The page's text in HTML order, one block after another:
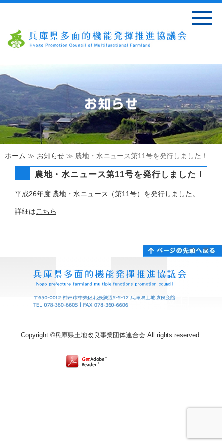
ホーム ≫ お知らせ ≫ 農地・水ニュース第11号を発行しました！
農地・水ニュース第11号を発行しました！
平成26年度 農地・水ニュース（第11号）を発行しました。
詳細はこちら
Copyright ©兵庫県土地改良事業団体連合会 All rights reserved.